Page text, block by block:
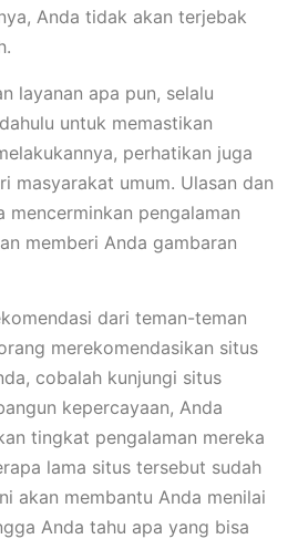
Anda tidak akan terjebak
layanan apa pun, selalu
untuk memastikan
perhatikan juga
masyarakat umum. Ulasan dan
mencerminkan pengalaman
memberi Anda gambaran
dari teman-teman
merekomendasikan situs
cobalah kunjungi situs
kepercayaan, Anda
tingkat pengalaman mereka
lama situs tersebut sudah
akan membantu Anda menilai
Anda tahu apa yang bisa